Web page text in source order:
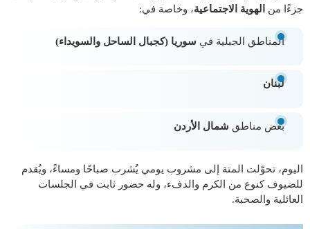
جزءًا من
الهوية الاجتماعية، وخاصة في:
المناطق الجبلية في سوريا (كجبال الساحل والسويداء)
لبنان
بعض مناطق شمال الأردن
اليوم، تحوّلت المتة إلى مشروب يومي يُشرب صباحًا ومساءً، ويُقدم
للضيوف كنوع من الكرم والدفء، وله حضور ثابت في الجلسات
العائلية والصحبة.